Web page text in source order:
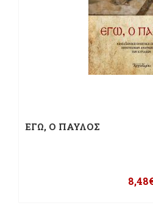
ΕΓΩ, Ο ΠΑΥΛΟΣ
8,48